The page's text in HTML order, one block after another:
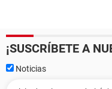
¡SUSCRÍBETE A
Noticias